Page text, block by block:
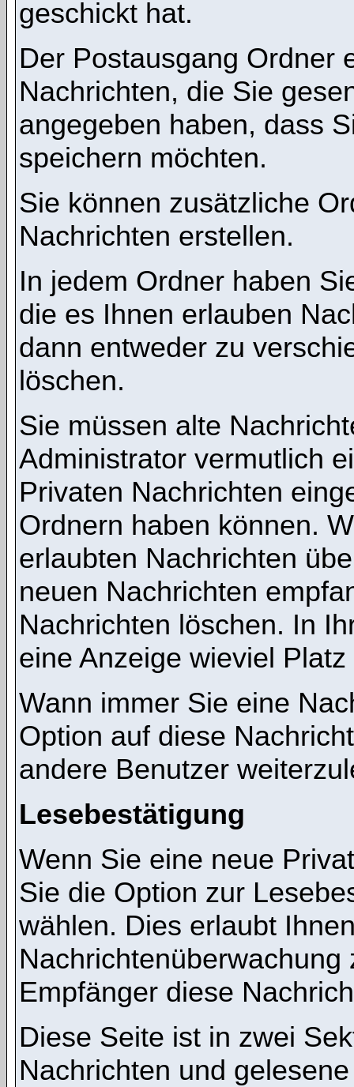
geschickt hat.
Der Postausgang Ordner
Nachrichten, die Sie
angegeben haben, dass
speichern möchten.
Sie können zusätzliche
Nachrichten erstellen.
In jedem Ordner haben
die es Ihnen erlauben
dann entweder zu
löschen.
Sie müssen alte
Administrator vermutlich
Privaten Nachrichten
Ordnern haben können.
erlaubten Nachrichten
neuen Nachrichten
Nachrichten löschen. In
eine Anzeige wieviel
Wann immer Sie eine
Option auf diese
andere Benutzer
Lesebestätigung
Wenn Sie eine neue
Sie die Option zur
wählen. Dies erlaubt
Empfänger diese
Diese Seite ist in zwei
Nachrichten und